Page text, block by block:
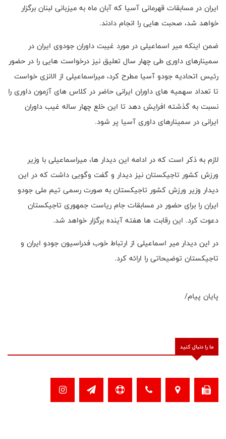
ایران در مسابقات قهرمانی آسیا که آبان ماه به میزبانی لبنان برگزار
خواهد شد، صحبت هایی را انجام دادند.
ضمن اینکه میر اسماعیلی در مورد غیبت داوران جودوی ایران در
سمینارهای داوری طی چهار سال تعلیق نیز درخواست هایی را در حضور
رئیس اتحادیه جودو‌ آسیا مطرح کرد، میراسماعیلی از الانزی خواست
تا تعداد سهمیه های داوران ایرانی حاضر در کلاس های آزمون داوری را
نسبت به گذشته افرایش دهد تا این خلع چهار ساله غیب داوران
ایرانی در سمینارهای داوری آسیا پر شود.
لازم به ذکر است که در ادامه این دیدار ها، میراسماعیلی با وزیر
ورزش کشور تاجیکستان نیز دیدار و گفت و‌گویی داشت که در این
دیدار وزیر ورزش کشور تاجیکستان به صورت رسمی تیم ملی جودو
ایران را برای حضور در مسابقات جام ریاست جمهوری تاجیکستان
دعوت کرد. این رقابت ها هفته آینده برگزار خواهد شد.
در این دیدار میر اسماعیلی از ارتباط خوب فدراسیون جودو ایران و
تاجیکستان توضیحاتی را ارائه کرد.
پایان پیام/
ما را دنبال کنید